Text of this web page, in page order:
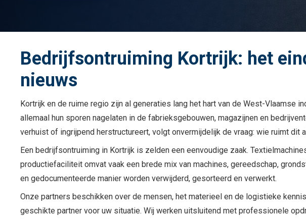
Bedrijfsontruiming Kortrijk: het
nieuws
Kortrijk en de ruime regio zijn al generaties lang het hart van de West-
allemaal hun sporen nagelaten in de fabrieksgebouwen, magazijnen en
verhuist of ingrijpend herstructureert, volgt onvermijdelijk de vraag: wie ruimt dit
Een bedrijfsontruiming in Kortrijk is zelden een eenvoudige zaak.
productiefaciliteit omvat vaak een brede mix van machines, gereedschap,
en gedocumenteerde manier worden verwijderd, gesorteerd en verwerkt.
Onze partners beschikken over de mensen, het materieel en de logistieke
geschikte partner voor uw situatie. Wij werken uitsluitend met professionele